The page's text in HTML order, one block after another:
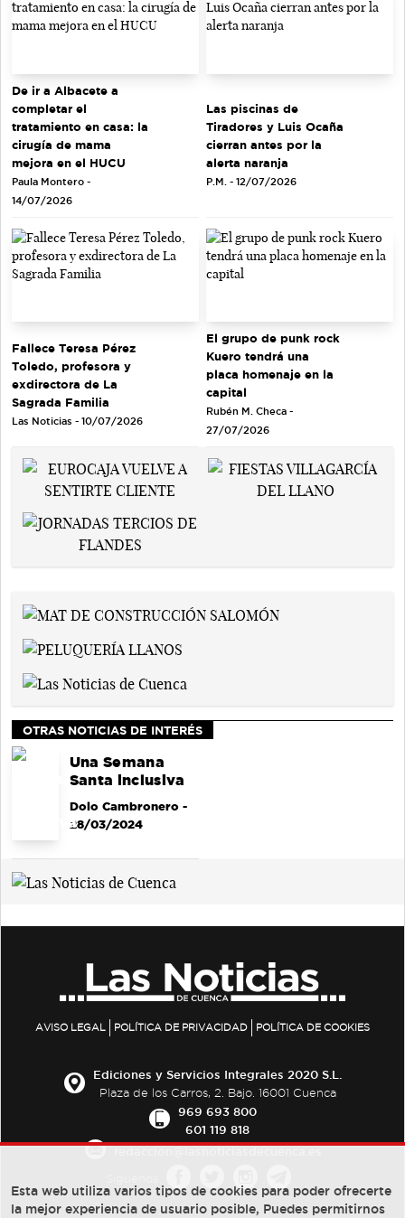
De ir a Albacete a
completar el
tratamiento en casa: la
cirugía de mama
mejora en el HUCU
Paula Montero -
14/07/2026
Las piscinas de
Tiradores y Luis Ocaña
cierran antes por la
alerta naranja
P.M. - 12/07/2026
Fallece Teresa Pérez
Toledo, profesora y
exdirectora de La
Sagrada Familia
Las Noticias - 10/07/2026
El grupo de punk rock
Kuero tendrá una
placa homenaje en la
capital
Rubén M. Checa -
27/07/2026
OTRAS NOTICIAS DE INTERÉS
Una Semana
Santa inclusiva
Dolo Cambronero-
28/03/2024
AVISO LEGAL POLÍTICA DE PRIVACIDAD POLÍTICA DE COOKIES
Ediciones y Servicios Integrales 2020 S.L.
Plaza de los Carros, 2. Bajo. 16001 Cuenca
969 693 800
601 119 818
Esta web utiliza varios tipos de cookies para poder ofrecerte
la mejor experiencia de usuario posible, Puedes permitirnos